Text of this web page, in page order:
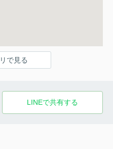
で見る
LINEで共有する